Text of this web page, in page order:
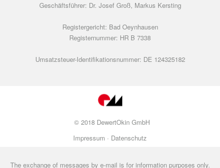
Geschäftsführer: Dr. Josef Groß, Markus Kersting
Registergericht: Bad Oeynhausen
Registernummer: HR B 7338
Umsatzsteuer-Identifikationsnummer: DE 124325182
© 2018 DewertOkin GmbH
Impressum · Datenschutz
The exchange of messages by e-mail is for information purposes only.